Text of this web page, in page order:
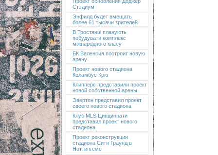
Стэдиум
Энфилд будет вмещать
более 61 тысячи зрителей
В Тростянці планують
побудувати комплекс
міжнародного класу
БК Валенсия построит новую
арену
Проект нового стадиона
Коламбус Крю
Клипперс представили проект
новой собственной арены
Эвертон представил проект
своего нового стадиона
Клуб MLS Цинциннати
представил проект нового
стадиона
Проект реконструкции
стадиона Сити Граунд в
Ноттингеме